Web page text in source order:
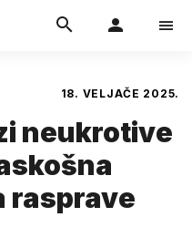
18. VELJAČE 2025.
neukrotive
rasprave